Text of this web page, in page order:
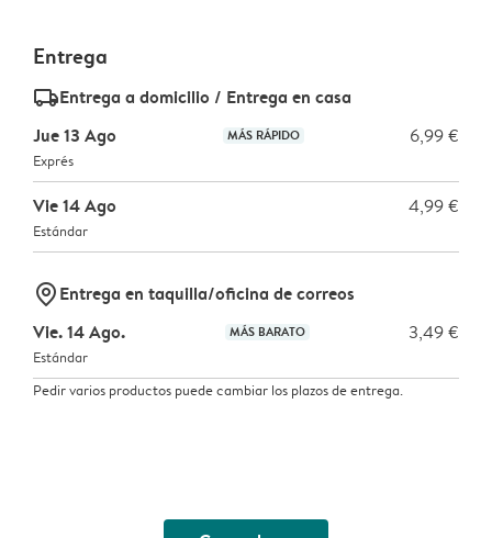
Entrega
delivery_standard_v2Entrega a domicilio / Entrega en casa
Jue 13 Ago
MÁS RÁPIDO 6,99 €
Exprés
Vie 14 Ago 4,99 €
Estándar
marker-pinEntrega en taquilla/oficina de correos
Vie. 14 Ago.
MÁS BARATO 3,49 €
Estándar
Pedir varios productos puede cambiar los plazos de entrega.